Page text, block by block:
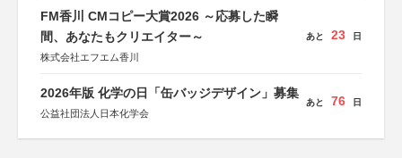
FM香川 CMコピー大賞2026 ～応募した瞬
間、あなたもクリエイター～
株式会社エフエム香川
あと 23 日
2026年版 化学の日「缶バッジデザイン」募集
公益社団法人日本化学会
あと 76 日